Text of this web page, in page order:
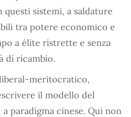
questi sistemi, a saldature
tra potere economico e
a élite ristrette e senza
di ricambio.
meritocratico,
il modello del
paradigma cinese. Qui non